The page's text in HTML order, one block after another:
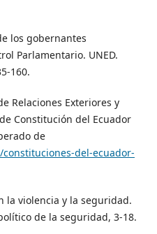
los gobernantes
Parlamentario. UNED.
160.
Relaciones Exteriores y
Constitución del Ecuador
de
del-ecuador-
la violencia y la seguridad.
de la seguridad, 3-18.